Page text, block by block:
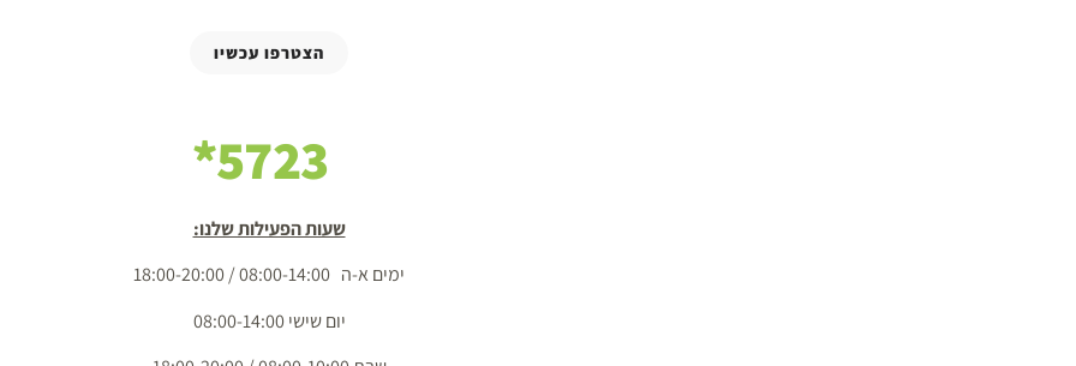
הצטרפו עכשיו
5723*
שעות הפעילות שלנו:
ימים א-ה 08:00-14:00 / 18:00-20:00
יום שישי 08:00-14:00